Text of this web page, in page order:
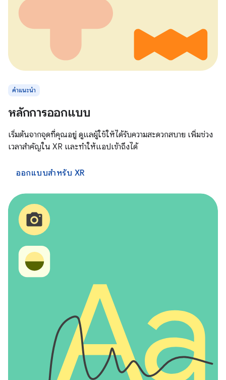
คำแนะนำ
หลักการออกแบบ
เริ่มต้นจากจุดที่คุณอยู่ ดูแลผู้ใช้ให้ได้รับความสะดวกสบาย เพิ่มช่วง
เวลาสำคัญใน XR และทำให้แอปเข้าถึงได้
ออกแบบสำหรับ XR